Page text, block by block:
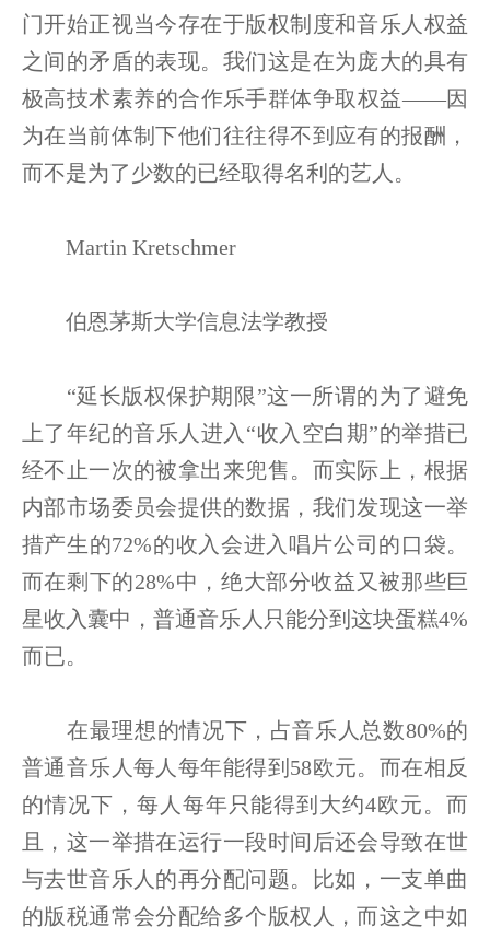
门开始正视当今存在于版权制度和音乐人权益
之间的矛盾的表现。我们这是在为庞大的具有
极高技术素养的合作乐手群体争取权益——因
为在当前体制下他们往往得不到应有的报酬，
而不是为了少数的已经取得名利的艺人。
Martin Kretschmer
伯恩茅斯大学信息法学教授
“延长版权保护期限”这一所谓的为了避免
上了年纪的音乐人进入“收入空白期”的举措已
经不止一次的被拿出来兜售。而实际上，根据
内部市场委员会提供的数据，我们发现这一举
措产生的72%的收入会进入唱片公司的口袋。
而在剩下的28%中，绝大部分收益又被那些巨
星收入囊中，普通音乐人只能分到这块蛋糕4%
而已。
在最理想的情况下，占音乐人总数80%的
普通音乐人每人每年能得到58欧元。而在相反
的情况下，每人每年只能得到大约4欧元。而
且，这一举措在运行一段时间后还会导致在世
与去世音乐人的再分配问题。比如，一支单曲
的版税通常会分配给多个版权人，而这之中如